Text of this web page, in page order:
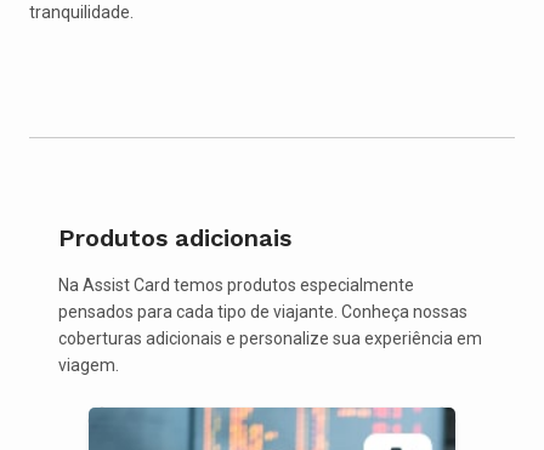
tranquilidade.
Produtos adicionais
Na Assist Card temos produtos especialmente
pensados para cada tipo de viajante. Conheça nossas
coberturas adicionais e personalize sua experiência em
viagem.